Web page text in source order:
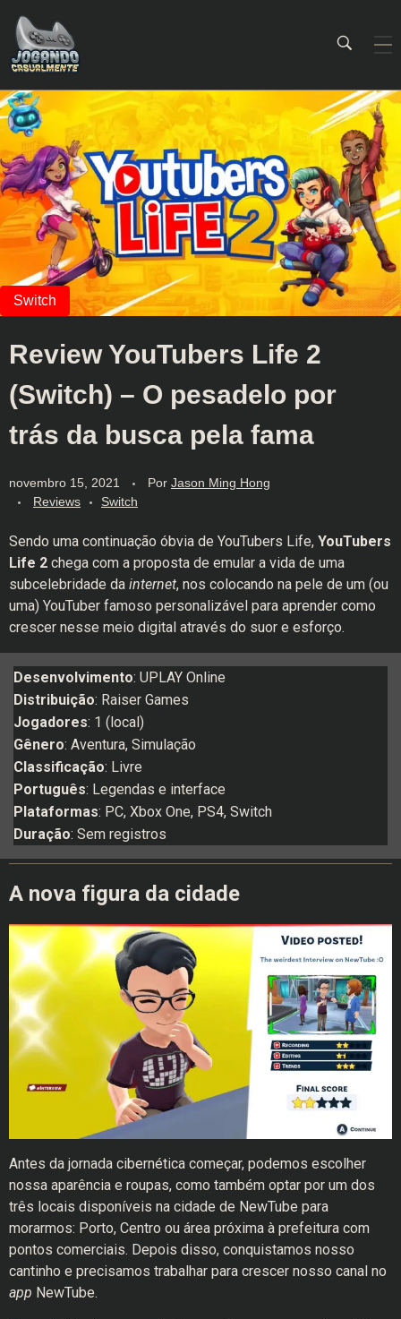
Jogando Casualmente
Conteúdo family friendly sobre games! Desde 2019 analisando jogos.
Review YouTubers Life 2
(Switch) – O pesadelo por
trás da busca pela fama
novembro 15, 2021 Por Jason Ming Hong
Reviews
Switch
Sendo uma continuação óbvia de YouTubers Life, YouTubers
Life 2 chega com a proposta de emular a vida de uma
subcelebridade da internet, nos colocando na pele de um (ou
uma) YouTuber famoso personalizável para aprender como
crescer nesse meio digital através do suor e esforço.
Desenvolvimento: UPLAY Online
Distribuição: Raiser Games
Jogadores: 1 (local)
Gênero: Aventura, Simulação
Classificação: Livre
Português: Legendas e interface
Plataformas: PC, Xbox One, PS4, Switch
Duração: Sem registros
A nova figura da cidade
Antes da jornada cibernética começar, podemos escolher
nossa aparência e roupas, como também optar por um dos
três locais disponíveis na cidade de NewTube para
morarmos: Porto, Centro ou área próxima à prefeitura com
pontos comerciais. Depois disso, conquistamos nosso
cantinho e precisamos trabalhar para crescer nosso canal no
app NewTube.